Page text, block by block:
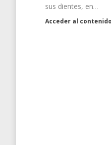
sus dientes, en…
Acceder al contenido